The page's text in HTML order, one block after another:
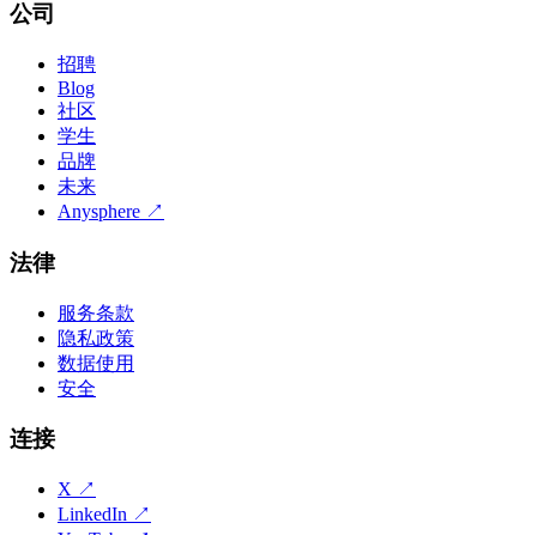
公司
招聘
Blog
社区
学生
品牌
未来
Anysphere ↗
法律
服务条款
隐私政策
数据使用
安全
连接
X ↗
LinkedIn ↗